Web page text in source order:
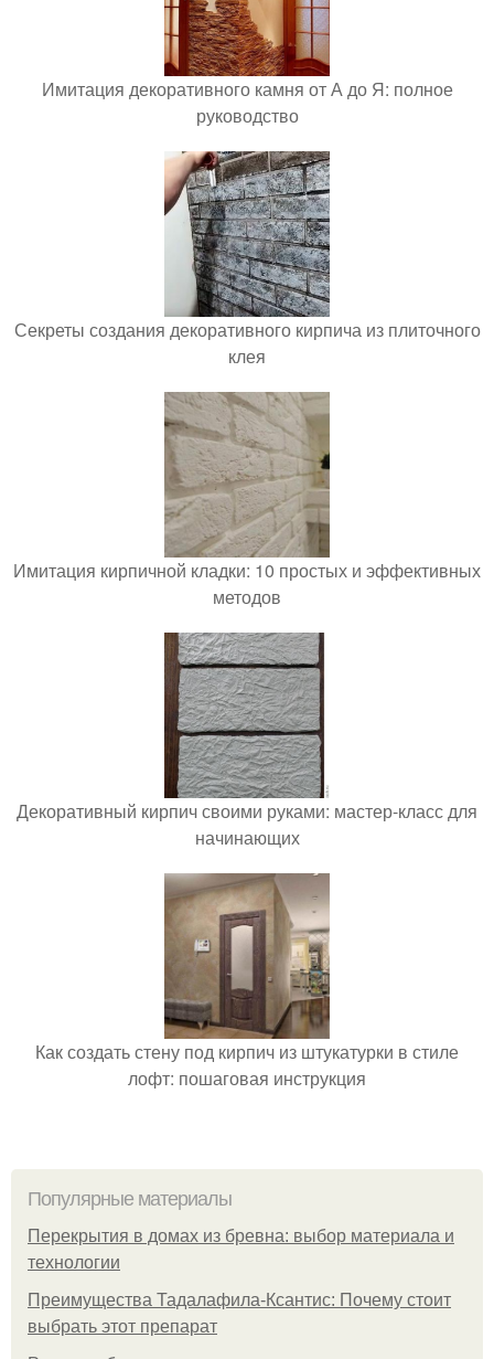
Имитация декоративного камня от А до Я: полное
руководство
Секреты создания декоративного кирпича из плиточного
клея
Имитация кирпичной кладки: 10 простых и эффективных
методов
Декоративный кирпич своими руками: мастер-класс для
начинающих
Как создать стену под кирпич из штукатурки в стиле
лофт: пошаговая инструкция
Популярные материалы
Перекрытия в домах из бревна: выбор материала и
технологии
Преимущества Тадалафила-Ксантис: Почему стоит
выбрать этот препарат